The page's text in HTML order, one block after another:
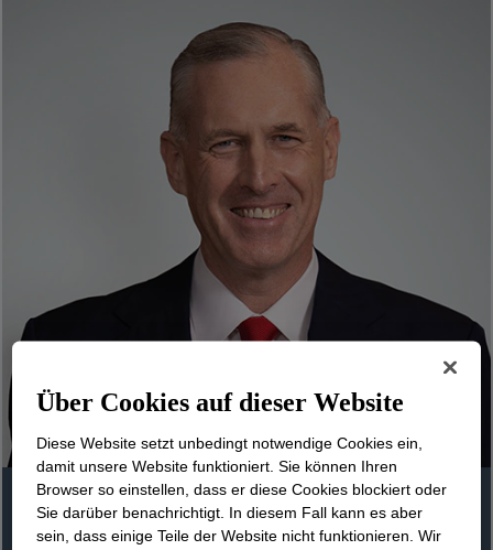
Über Cookies auf dieser Website
Diese Website setzt unbedingt notwendige Cookies ein,
damit unsere Website funktioniert. Sie können Ihren
Browser so einstellen, dass er diese Cookies blockiert oder
Sie darüber benachrichtigt. In diesem Fall kann es aber
sein, dass einige Teile der Website nicht funktionieren. Wir